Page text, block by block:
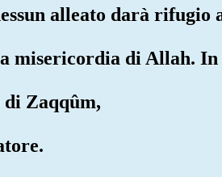
alleato darà rifugio
misericordia di Allah.
Zaqqûm,